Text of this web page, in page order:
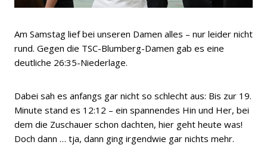
Am Samstag lief bei unseren Damen alles – nur leider nicht
rund. Gegen die TSC-Blumberg-Damen gab es eine
deutliche 26:35-Niederlage.
Dabei sah es anfangs gar nicht so schlecht aus: Bis zur 19.
Minute stand es 12:12 – ein spannendes Hin und Her, bei
dem die Zuschauer schon dachten, hier geht heute was!
Doch dann … tja, dann ging irgendwie gar nichts mehr.